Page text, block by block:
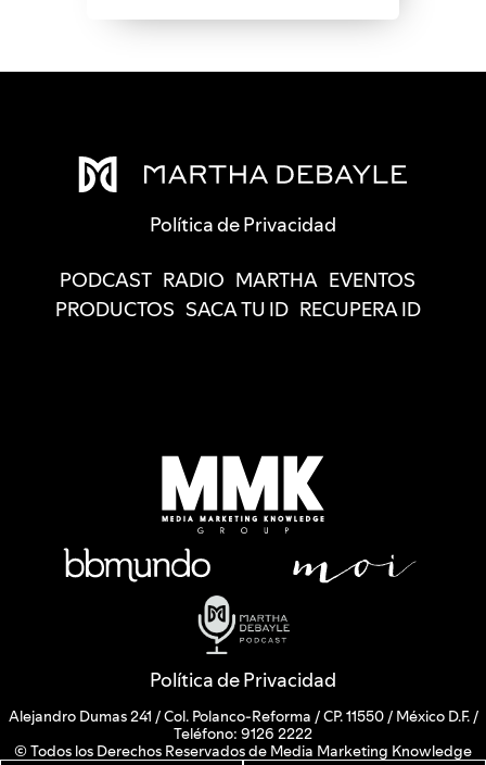
Política de Privacidad
PODCAST RADIO MARTHA EVENTOS
PRODUCTOS SACA TU ID RECUPERA ID
Política de Privacidad
Alejandro Dumas 241 / Col. Polanco-Reforma / CP. 11550 / México D.F. /
Teléfono: 9126 2222
© Todos los Derechos Reservados de Media Marketing Knowledge